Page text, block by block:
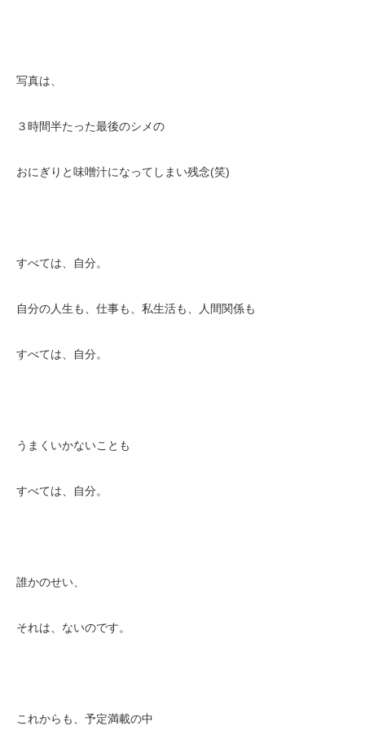
写真は、
３時間半たった最後のシメの
おにぎりと味噌汁になってしまい残念(笑)
すべては、自分。
自分の人生も、仕事も、私生活も、人間関係も
すべては、自分。
うまくいかないことも
すべては、自分。
誰かのせい、
それは、ないのです。
これからも、予定満載の中